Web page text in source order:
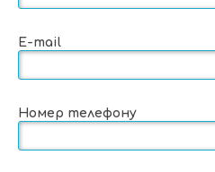
E-mail
Номер телефону